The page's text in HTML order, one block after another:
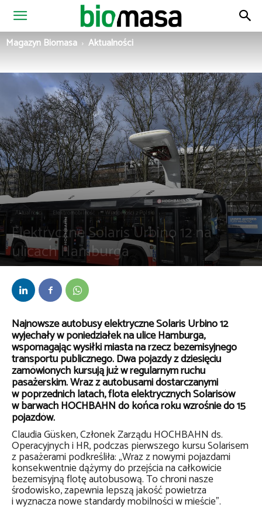
Magazyn
Magazyn Biomasa Aktualności
Aktualności Elektromobilność Wiadomości z Polski
Elektryczne Solaris Urbino 12 na
ulicach Hamburga
Przez bem-
Najnowsze autobusy elektryczne Solaris Urbino 12
wyjechały w poniedziałek na ulice Hamburga,
wspomagając wysiłki miasta na rzecz bezemisyjnego
transportu publicznego. Dwa pojazdy z dziesięciu
zamówionych kursują już w regularnym ruchu
pasażerskim. Wraz z autobusami dostarczanymi
w poprzednich latach, flota elektrycznych Solarisów
w barwach HOCHBAHN do końca roku wzrośnie do 15
pojazdów.
Claudia Güsken, Członek Zarządu HOCHBAHN ds.
Operacyjnych i HR, podczas pierwszego kursu Solarisem
z pasażerami podkreśliła: „Wraz z nowymi pojazdami
konsekwentnie dążymy do przejścia na całkowicie
bezemisyjną flotę autobusową. To chroni nasze
środowisko, zapewnia lepszą jakość powietrza
i wyznacza nowe standardy mobilności w mieście”.